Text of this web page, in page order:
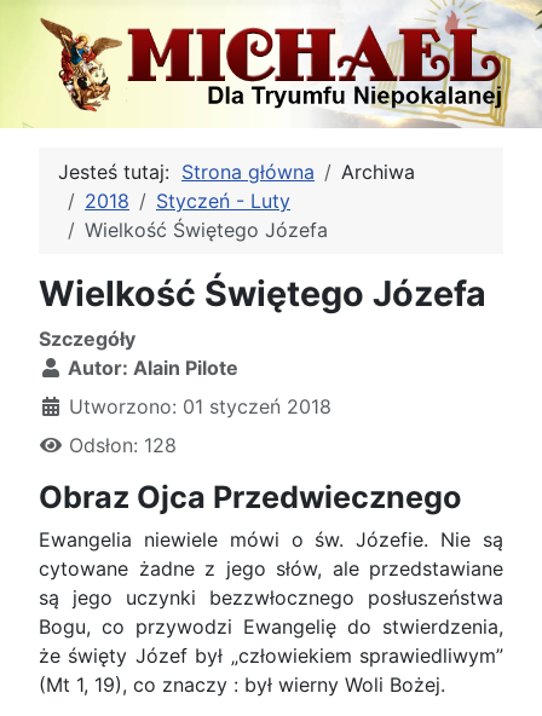
Jesteś tutaj: Strona główna
Archiwa
2018
Styczeń - Luty
Wielkość Świętego Józefa
Wielkość Świętego Józefa
Szczegóły
Autor: Alain Pilote
Utworzono: 01 styczeń 2018
Odsłon: 128
Obraz Ojca Przedwiecznego
Ewangelia niewiele mówi o św. Józefie. Nie są
cytowane żadne z jego słów, ale przedstawiane
są jego uczynki bezzwłocznego posłuszeństwa
Bogu, co przywodzi Ewangelię do stwierdzenia,
że święty Józef był „człowiekiem sprawiedliwym”
(Mt 1, 19), co znaczy : był wierny Woli Bożej.